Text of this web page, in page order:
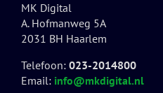
MK Digital
A. Hofmanweg 5A
2031 BH Haarlem
Telefoon: 023-2014800
Email: info@mkdigital.nl